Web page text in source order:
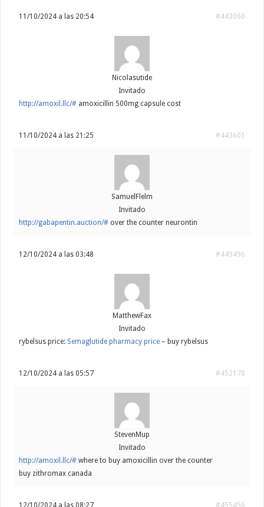
11/10/2024 a las 20:54 #443060
Nicolasutide
Invitado
http://amoxil.llc/# amoxicillin 500mg capsule cost
11/10/2024 a las 21:25 #443601
SamuelFlelm
Invitado
http://gabapentin.auction/# over the counter neurontin
12/10/2024 a las 03:48 #449496
MatthewFax
Invitado
rybelsus price: Semaglutide pharmacy price – buy rybelsus
12/10/2024 a las 05:57 #452178
StevenMup
Invitado
http://amoxil.llc/# where to buy amoxicillin over the counter
buy zithromax canada